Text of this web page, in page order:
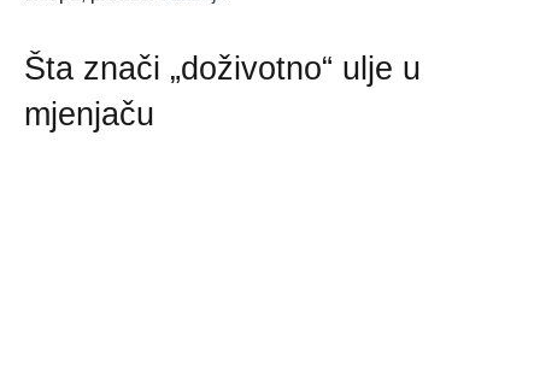
Šta znači „doživotno“ ulje u
mjenjaču